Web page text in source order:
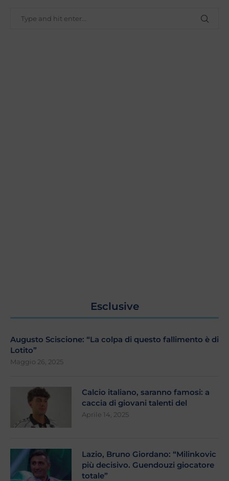
Esclusive
Augusto Sciscione: “La colpa di questo fallimento è di
Lotito”
Maggio 26, 2025
Calcio italiano, saranno famosi: a
caccia di giovani talenti del
Aprile 14, 2025
Lazio, Bruno Giordano: “Milinkovic
più decisivo. Guendouzi giocatore
totale”